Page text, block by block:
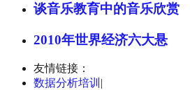
谈音乐教育中的音乐欣赏
2010年世界经济六大悬
友情链接：
数据分析培训 |